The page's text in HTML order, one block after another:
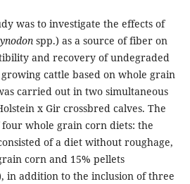
was to investigate the effects of
spp.) as a source of fiber on
and recovery of undegraded
cattle based on whole grain
carried out in two simultaneous
x Gir crossbred calves. The
whole grain corn diets: the
of a diet without roughage,
corn and 15% pellets
in addition to the inclusion of three